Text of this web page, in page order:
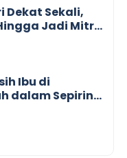
Dekat Sekali,
Jadi Mitra
Profesional dan
Ibu di
dalam Sepiring